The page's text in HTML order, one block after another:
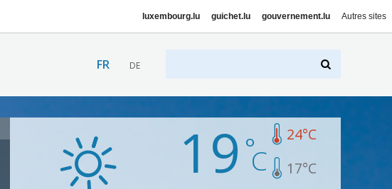
luxembourg.lu guichet.lu gouvernement.lu Autres sites
FR DE
19 24°C
17°C